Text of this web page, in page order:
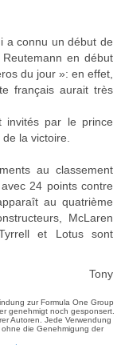
a connu un début de
en début
du jour »: en effet,
français aurait très
invités par le prince
la victoire.
au classement
24 points contre
au quatrième
McLaren
et Lotus sont
Tony
zur Formula One Group
genehmigt noch gesponsert.
Autoren. Jede Verwendung
die Genehmigung der